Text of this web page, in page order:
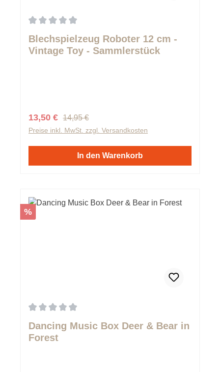
Blechspielzeug Roboter 12 cm -
Vintage Toy - Sammlerstück
Verkaufspreis:
13,50 € Regulärer Preis:
14,95 €
Preise inkl. MwSt. zzgl. Versandkosten
In den Warenkorb
Rabatt
%
Dancing Music Box Deer & Bear in
Forest